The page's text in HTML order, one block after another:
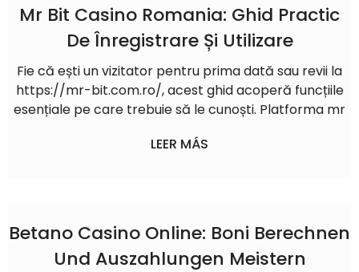
Mr Bit Casino Romania: Ghid Practic
De Înregistrare Și Utilizare
Fie că ești un vizitator pentru prima dată sau revii la
https://mr-bit.com.ro/, acest ghid acoperă funcțiile
esențiale pe care trebuie să le cunoști. Platforma mr
LEER MÁS
Betano Casino Online: Boni Berechnen
Und Auszahlungen Meistern